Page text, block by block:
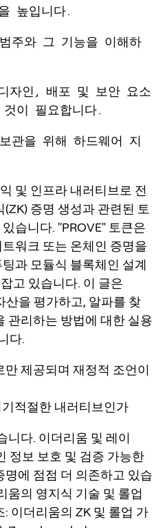
높입니다.
주와 그 기능을 이해하
자인, 배포 및 보안 요소
이 필요합니다.
관을 위해 하드웨어 지
및 인프라 내러티브로 전
증명 생성과 관련된 토
습니다. "PROVE" 토큰은
워크 또는 온체인 증명을
과 모듈식 블록체인 설계
고 있습니다. 이 글은
산을 평가하고, 알파를 찾
관리하는 방법에 대한 실용
다.
제공되며 재정적 조언이
적절한 내러티브인가
니다. 이더리움 및 레이
정보 보호 및 검증 가능한
명에 점점 더 의존하고 있습
움의 영지식 기술 및 롤업
이더리움의 ZK 및 롤업 가